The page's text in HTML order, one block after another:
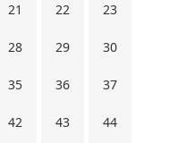
21 22 23
28 29 30
35 36 37
42 43 44